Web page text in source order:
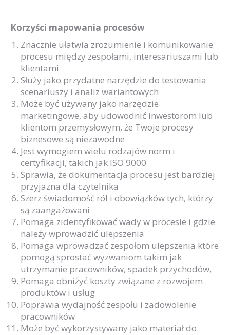
Korzyści mapowania procesów
Znacznie ułatwia zrozumienie i komunikowanie
procesu między zespołami, interesariuszami lub
klientami
Służy jako przydatne narzędzie do testowania
scenariuszy i analiz wariantowych
Może być używany jako narzędzie
marketingowe, aby udowodnić inwestorom lub
klientom przemysłowym, że Twoje procesy
biznesowe są niezawodne
Jest wymogiem wielu rodzajów norm i
certyfikacji, takich jak ISO 9000
Sprawia, że dokumentacja procesu jest bardziej
przyjazna dla czytelnika
Szerz świadomość ról i obowiązków tych, którzy
są zaangażowani
Pomaga zidentyfikować wady w procesie i gdzie
należy wprowadzić ulepszenia
Pomaga wprowadzać zespołom ulepszenia które
pomogą sprostać wyzwaniom takim jak
utrzymanie pracowników, spadek przychodów,
Pomaga obniżyć koszty związane z rozwojem
produktów i usług
Poprawia wydajność zespołu i zadowolenie
pracowników
Może być wykorzystywany jako materiał do